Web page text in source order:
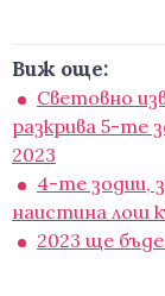
Виж още:
Световно
разкрива 5-те
2023
4-те зодии,
наистина лош
2023 ще